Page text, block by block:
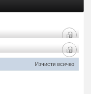
Изчисти всичко